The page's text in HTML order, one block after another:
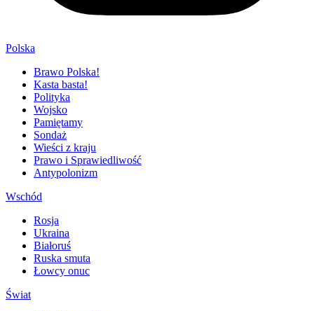
Polska
Brawo Polska!
Kasta basta!
Polityka
Wojsko
Pamiętamy
Sondaż
Wieści z kraju
Prawo i Sprawiedliwość
Antypolonizm
Wschód
Rosja
Ukraina
Białoruś
Ruska smuta
Łowcy onuc
Świat